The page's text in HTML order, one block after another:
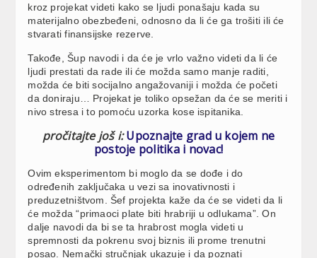
kroz projekat videti kako se ljudi ponašaju kada su
materijalno obezbeđeni, odnosno da li će ga trošiti ili će
stvarati finansijske rezerve.
Takođe, Šup navodi i da će je vrlo važno videti da li će
ljudi prestati da rade ili će možda samo manje raditi,
možda će biti socijalno angažovaniji i možda će početi
da doniraju… Projekat je toliko opsežan da će se meriti i
nivo stresa i to pomoću uzorka kose ispitanika.
pročitajte još i: Upoznajte grad u kojem ne
postoje politika i novac!
Ovim eksperimentom bi moglo da se dođe i do
određenih zaključaka u vezi sa inovativnosti i
preduzetništvom. Šef projekta kaže da će se videti da li
će možda “primaoci plate biti hrabriji u odlukama”. On
dalje navodi da bi se ta hrabrost mogla videti u
spremnosti da pokrenu svoj biznis ili prome trenutni
posao. Nemački stručnjak ukazuje i da poznati